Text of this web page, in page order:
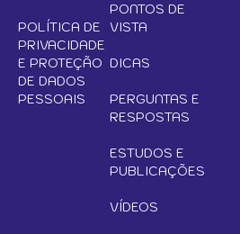
POLÍTICA DE
PRIVACIDADE
E PROTEÇÃO
DE DADOS
PESSOAIS
PONTOS DE
VISTA
DICAS
PERGUNTAS E
RESPOSTAS
ESTUDOS E
PUBLICAÇÕES
VÍDEOS